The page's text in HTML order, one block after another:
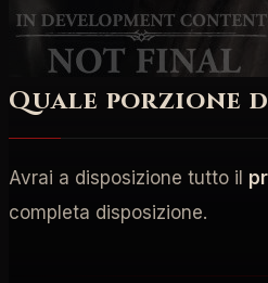
Quale porzione
Avrai a disposizione tutto il
completa disposizione.